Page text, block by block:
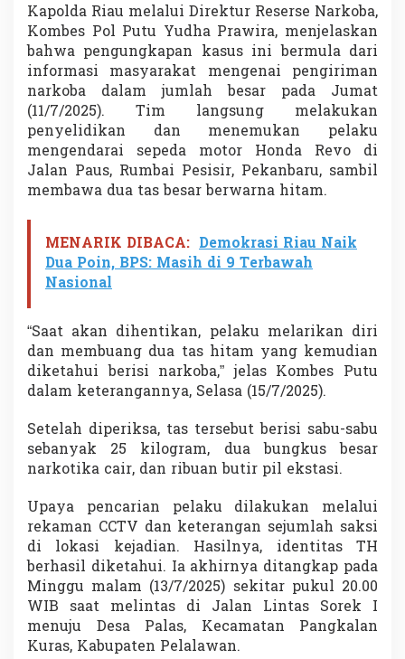
u
r
d
a
n
B
a
n
g
B
a
n
g
t
i
Kapolda Riau melalui Direktur Reserse Narkoba,
Kombes Pol Putu Yudha Prawira, menjelaskan
bahwa pengungkapan kasus ini bermula dari
informasi masyarakat mengenai pengiriman
narkoba dalam jumlah besar pada Jumat
(11/7/2025). Tim langsung melakukan
penyelidikan dan menemukan pelaku
mengendarai sepeda motor Honda Revo di
Jalan Paus, Rumbai Pesisir, Pekanbaru, sambil
membawa dua tas besar berwarna hitam.
MENARIK DIBACA: Demokrasi Riau Naik
Dua Poin, BPS: Masih di 9 Terbawah
Nasional
“Saat akan dihentikan, pelaku melarikan diri
dan membuang dua tas hitam yang kemudian
diketahui berisi narkoba,” jelas Kombes Putu
dalam keterangannya, Selasa (15/7/2025).
Setelah diperiksa, tas tersebut berisi sabu-sabu
sebanyak 25 kilogram, dua bungkus besar
narkotika cair, dan ribuan butir pil ekstasi.
Upaya pencarian pelaku dilakukan melalui
rekaman CCTV dan keterangan sejumlah saksi
di lokasi kejadian. Hasilnya, identitas TH
berhasil diketahui. Ia akhirnya ditangkap pada
Minggu malam (13/7/2025) sekitar pukul 20.00
WIB saat melintas di Jalan Lintas Sorek I
menuju Desa Palas, Kecamatan Pangkalan
Kuras, Kabupaten Pelalawan.